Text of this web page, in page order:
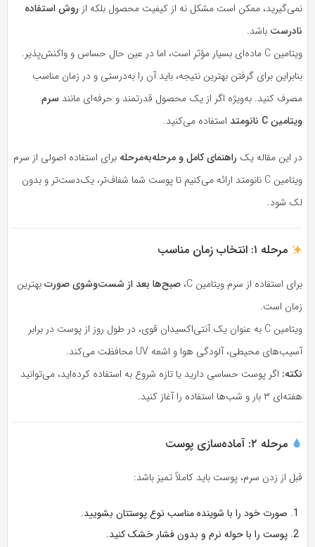
نمی‌گیرید، ممکن است مشکل نه از کیفیت محصول بلکه از روش استفاده
نادرستباشد.
ویتامین C ماده‌ای بسیار مؤثر است، اما در عین حال حساس و واکنش‌پذیر.
بنابراین برای گرفتن بهترین نتیجه، باید آن را به‌درستی و در زمان مناسب
مصرف کنید. به‌ویژه اگر از یک محصول قدرتمند و حرفه‌ای مانند سرم
ویتامین C نانو‌متد
استفاده می‌کنید.
در این مقاله یک راهنمای کامل و مرحله‌به‌مرحلهبرای استفاده اصولی از سرم
ویتامین C نانو‌متد ارائه می‌کنیم تا پوست شما شفاف‌تر، یک‌دست‌تر و بدون
لک شود.
مرحله ۱: انتخاب زمان مناسب
برای استفاده از سرم ویتامین C، صبح‌ها بعد از شست‌وشوی صورتبهترین
زمان است.
ویتامین C به عنوان یک آنتی‌اکسیدان قوی، در طول روز از پوست در برابر
آسیب‌های محیطی، آلودگی هوا و اشعه UV محافظت می‌کند.
نکته:اگر پوست حساسی دارید یا تازه شروع به استفاده کرده‌اید، می‌توانید
هفته‌ای ۳ بار و شب‌ها استفاده را آغاز کنید.
مرحله ۲: آماده‌سازی پوست
قبل از زدن سرم، پوست باید کاملاً تمیز باشد:
صورت خود را با شوینده مناسب نوع پوستتان بشویید.
پوست را با حوله نرم و بدون فشار خشک کنید.